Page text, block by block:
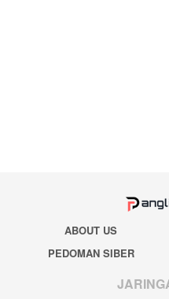
ABOUT US
PEDOMAN SIBER